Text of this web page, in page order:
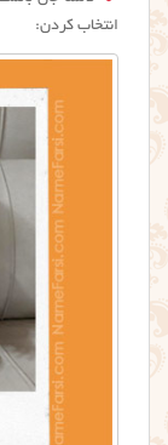
انتخاب کردن: